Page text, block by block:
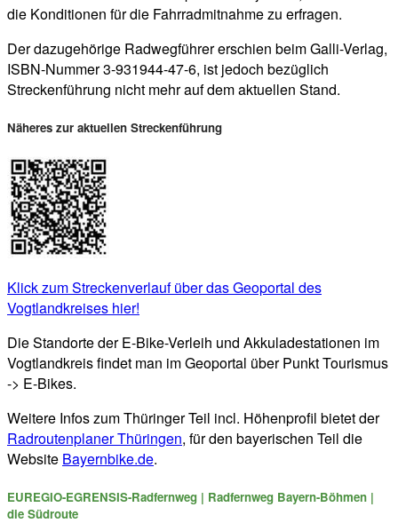
die Konditionen für die Fahrradmitnahme zu erfragen.
Der dazugehörige Radwegführer erschien beim Galli-Verlag,
ISBN-Nummer 3-931944-47-6, ist jedoch bezüglich
Streckenführung nicht mehr auf dem aktuellen Stand.
Näheres zur aktuellen Streckenführung
Klick zum Streckenverlauf über das Geoportal des
Vogtlandkreises hier!
Die Standorte der E-Bike-Verleih und Akkuladestationen im
Vogtlandkreis findet man im Geoportal über Punkt Tourismus
-> E-Bikes.
Weitere Infos zum Thüringer Teil incl. Höhenprofil bietet der
Radroutenplaner Thüringen, für den bayerischen Teil die
Website Bayernbike.de.
EUREGIO-EGRENSIS-Radfernweg | Radfernweg Bayern-Böhmen |
die Südroute